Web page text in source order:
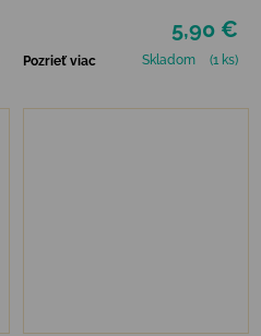
5,90 €
Pozrieť viac Skladom (1 ks)